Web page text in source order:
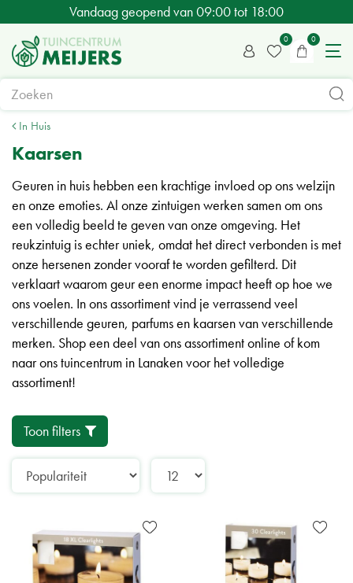
a
In Huis
Vandaag geopend van09:00tot 18:00
Kaarsen
Geuren in huis hebben een krachtige invloed op ons welzijn
en onze emoties. Al onze zintuigen werken samen om ons
een volledig beeld te geven van onze omgeving. Het
reukzintuig is echter uniek, omdat het direct verbonden is met
onze hersenen zonder vooraf te worden gefilterd. Dit
verklaart waarom geur een enorme impact heeft op hoe we
ons voelen. In ons assortiment vind je verrassend veel
verschillende geuren, parfums en kaarsen van verschillende
merken. Shop een deel van ons assortiment online of kom
naar ons tuincentrum in Lanaken voor het volledige
assortiment!
Toon filters